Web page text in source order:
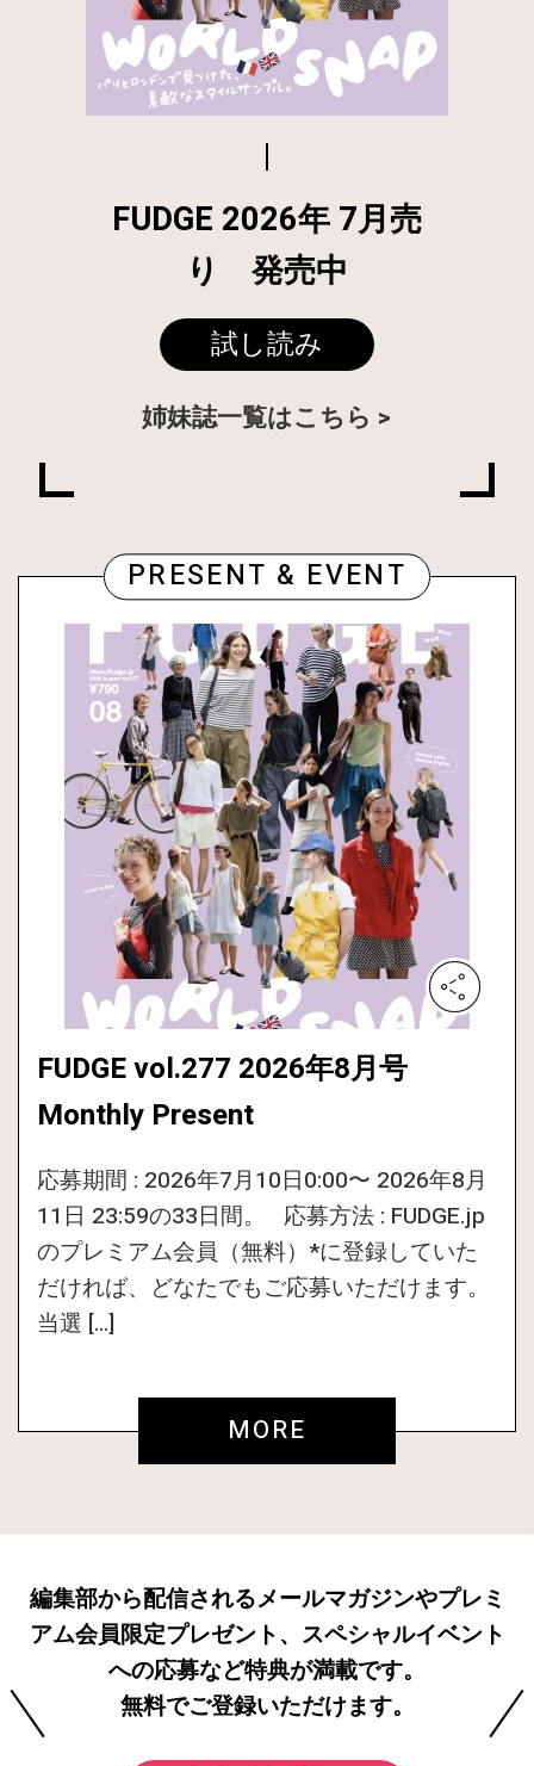
FUDGE 2026年 7月売
り 発売中
試し読み
姉妹誌一覧はこちら
PRESENT & EVENT
FUDGE vol.277 2026年8月号
Monthly Present
応募期間 : 2026年7月10日0:00〜 2026年8月
11日 23:59の33日間。 応募方法 : FUDGE.jp
のプレミアム会員（無料）*に登録していた
だければ、どなたでもご応募いただけます。
当選 […]
MORE
編集部から配信されるメールマガジンやプレミ
アム会員限定プレゼント、スペシャルイベント
への応募など特典が満載です。
無料でご登録いただけます。